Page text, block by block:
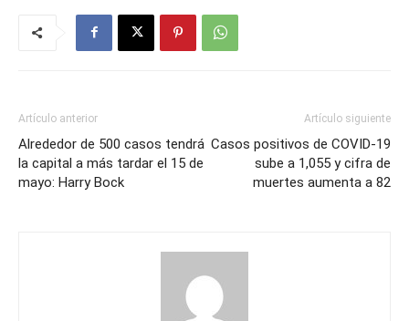
Artículo anterior
Alrededor de 500 casos tendrá
la capital a más tardar el 15 de
mayo: Harry Bock
Artículo siguiente
Casos positivos de COVID-19
sube a 1,055 y cifra de
muertes aumenta a 82